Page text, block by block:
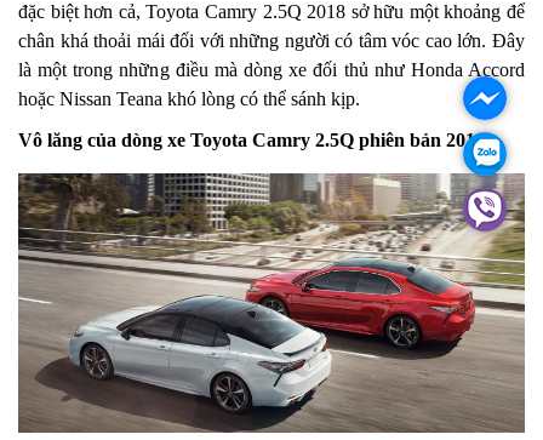
đặc biệt hơn cả, Toyota Camry 2.5Q 2018 sở hữu một khoảng để
chân khá thoải mái đối với những người có tâm vóc cao lớn. Đây
là một trong những điều mà dòng xe đối thủ như Honda Accord
hoặc Nissan Teana khó lòng có thể sánh kịp.
Vô lăng của dòng xe Toyota Camry 2.5Q phiên bản 2018